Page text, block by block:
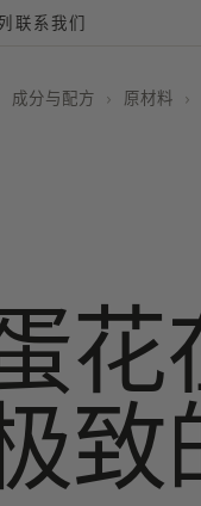
联系我们
成分与配方 › 原材料 ›
花
致